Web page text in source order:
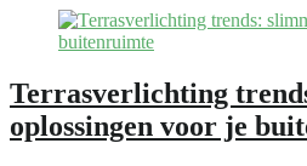
Terrasverlichting
oplossingen voor je